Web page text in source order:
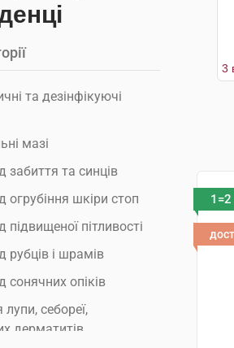
та дезінфікуючі
мазі
забиття та синців
огрубіння шкіри стоп
підвищеної пітливості
рубців і шрамів
сонячних опіків
лупи, себореї,
дерматитів
1=2